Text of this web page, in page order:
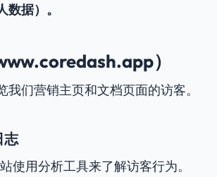
数据）。
）
我们营销主页和文档页面的访客。
志
使用分析工具来了解访客行为。